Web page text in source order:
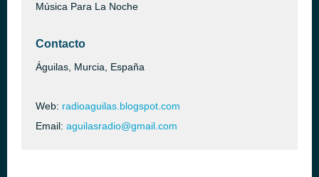
Música Para La Noche
Contacto
Águilas, Murcia, España
Web: radioaguilas.blogspot.com
Email: aguilasradio@gmail.com